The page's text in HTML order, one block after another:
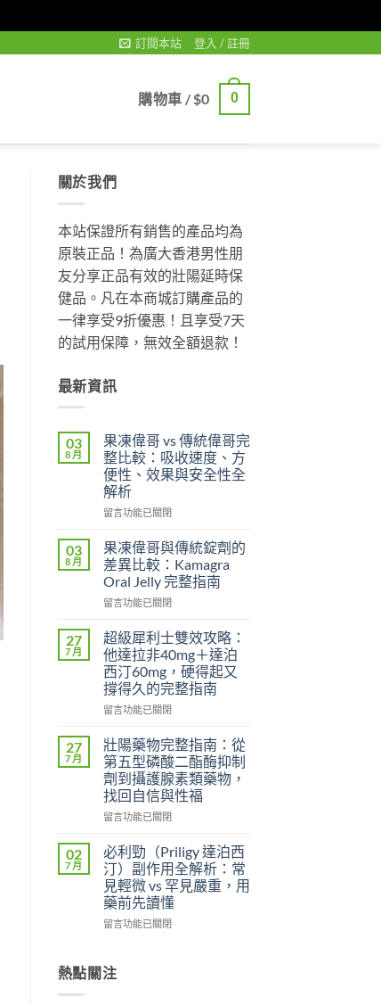
訂閱本站 登入 / 註冊
購物車 /$0 0
關於我們
本站保證所有銷售的產品均為
原裝正品！為廣大香港男性朋
友分享正品有效的壯陽延時保
健品。凡在本商城訂購產品的
一律享受9折優惠！且享受7天
的試用保障，無效全額退款！
最新資訊
03
8 月
果凍偉哥 vs 傳統偉哥完
整比較：吸收速度、方
便性、效果與安全性全
解析
在
凍
偉
哥
vs
傳
偉
哥
完
整
比
較：
收
速
度、
方
便
性、
果
與
安
全
性
全
中
留言功能已關閉
03
8 月
果凍偉哥與傳統錠劑的
差異比較：Kamagra
Oral Jelly 完整指南
在
凍
偉
哥
與
傳
統
劑
的
差
異
比
較：
Oral
Jelly
完
整
指
南〉
留言功能已關閉
27
7 月
超級犀利士雙效攻略：
他達拉非40mg＋達泊
西汀60mg，硬得起又
撐得久的完整指南
在
級
犀
利
士
雙
效
略：
他
達
拉
非
40mg
泊
西
留言功能已關閉
27
7 月
壯陽藥物完整指南：從
第五型磷酸二酯酶抑制
劑到攝護腺素類藥物，
找回自信與性福
在
陽
藥
物
完
整
指
第
五
留言功能已關閉
02
7 月
必利勁（Priligy 達泊西
汀）副作用全解析：常
見輕微 vs 罕見嚴重，用
藥前先讀懂
在
勁
（Priligy
留言功能已關閉
熱點關注